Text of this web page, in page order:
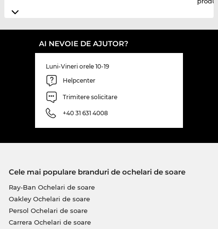
AI NEVOIE DE AJUTOR?
Luni-Vineri orele 10-19
Helpcenter
Trimitere solicitare
+40 31 631 4008
Cele mai populare branduri de ochelari de soare
Ray-Ban Ochelari de soare
Oakley Ochelari de soare
Persol Ochelari de soare
Carrera Ochelari de soare